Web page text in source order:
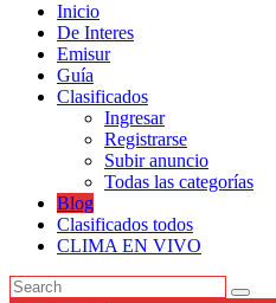
Inicio
De Interes
Emisur
Guía
Clasificados
Ingresar
Registrarse
Subir anuncio
Todas las categorías
Blog
Clasificados todos
CLIMA EN VIVO